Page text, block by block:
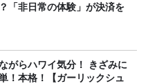
「非日常の体験」が決済を
がらハワイ気分！ きざみに
！本格！【ガーリックシュ